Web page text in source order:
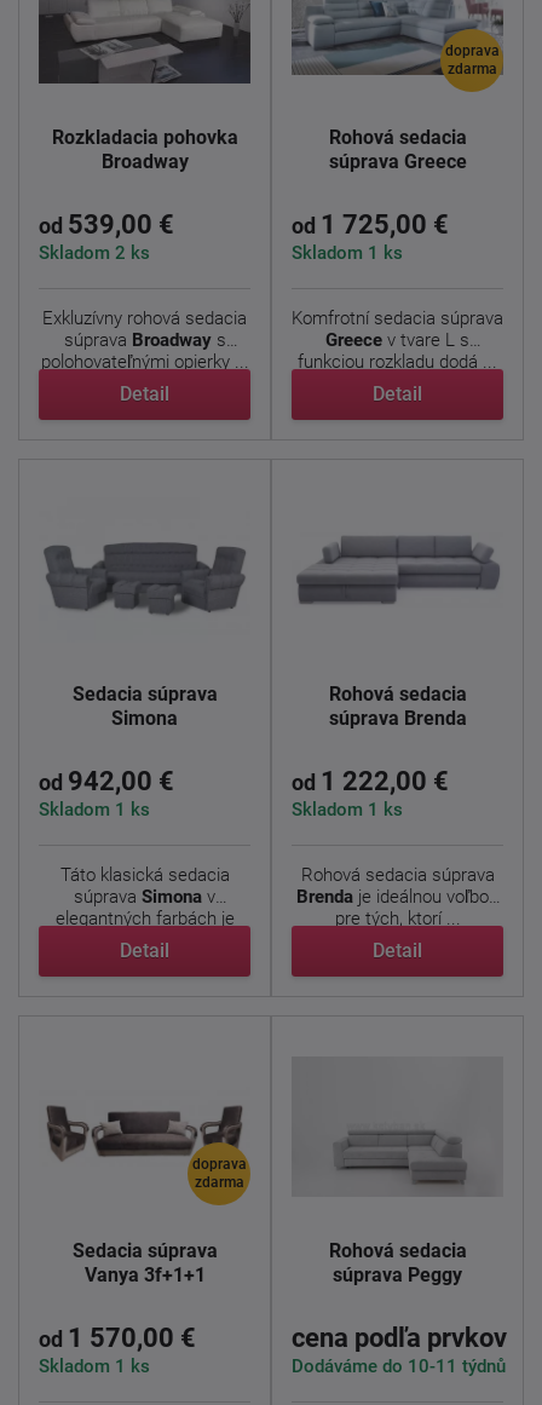
Rozkladacia pohovka
Broadway
od 539,00 €
Skladom 2 ks
Exkluzívny rohová sedacia
súprava Broadways
polohovateľnými opierky ...
Detail
doprava
zdarma
Rohová sedacia
súprava Greece
od 1 725,00 €
Skladom 1 ks
Komfrotní sedacia súprava
Greece v tvare L s
funkciou rozkladu dodá ...
Detail
Sedacia súprava
Simona
od 942,00 €
Skladom 1 ks
Táto klasická sedacia
súprava Simona v
elegantných farbách je
ideálnou ...
Detail
Rohová sedacia
súprava Brenda
od 1 222,00 €
Skladom 1 ks
Rohová sedacia súprava
Brenda je ideálnou voľbou
pre tých, ktorí ...
Detail
doprava
zdarma
Sedacia súprava
Vanya 3f+1+1
od 1 570,00 €
Skladom 1 ks
Rohová sedacia
súprava Peggy
cena podľa prvkov
Dodáváme do 10-11 týdnů